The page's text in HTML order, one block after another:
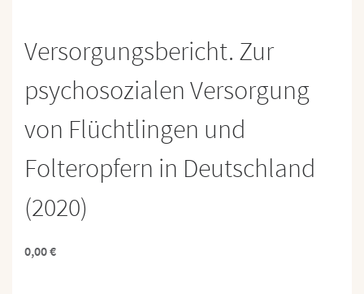
Versorgungsbericht. Zur
psychosozialen Versorgung
von Flüchtlingen und
Folteropfern in Deutschland
(2020)
0,00€